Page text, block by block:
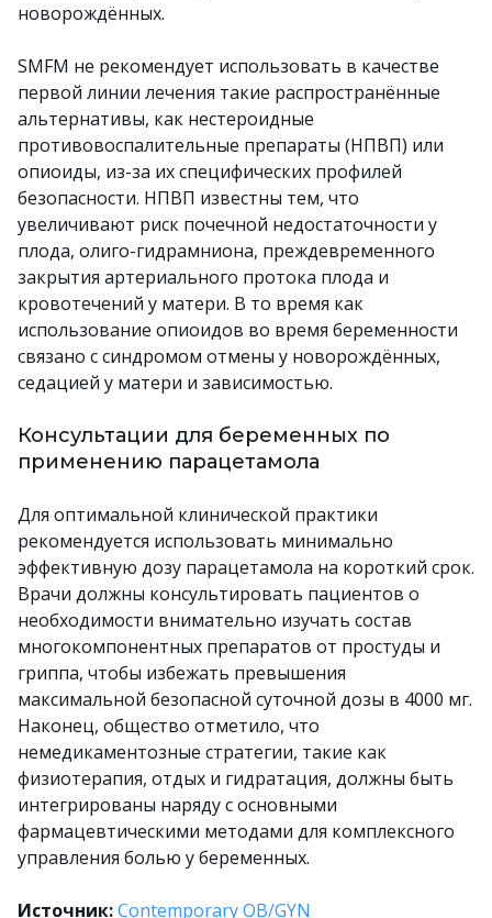
новорождённых.
SMFM не рекомендует использовать в качестве
первой линии лечения такие распространённые
альтернативы, как нестероидные
противовоспалительные препараты (НПВП) или
опиоиды, из-за их специфических профилей
безопасности. НПВП известны тем, что
увеличивают риск почечной недостаточности у
плода, олиго-гидрамниона, преждевременного
закрытия артериального протока плода и
кровотечений у матери. В то время как
использование опиоидов во время беременности
связано с синдромом отмены у новорождённых,
седацией у матери и зависимостью.
Консультации для беременных по
применению парацетамола
Для оптимальной клинической практики
рекомендуется использовать минимально
эффективную дозу парацетамола на короткий срок.
Врачи должны консультировать пациентов о
необходимости внимательно изучать состав
многокомпонентных препаратов от простуды и
гриппа, чтобы избежать превышения
максимальной безопасной суточной дозы в 4000 мг.
Наконец, общество отметило, что
немедикаментозные стратегии, такие как
физиотерапия, отдых и гидратация, должны быть
интегрированы наряду с основными
фармацевтическими методами для комплексного
управления болью у беременных.
Источник:Contemporary OB/GYN